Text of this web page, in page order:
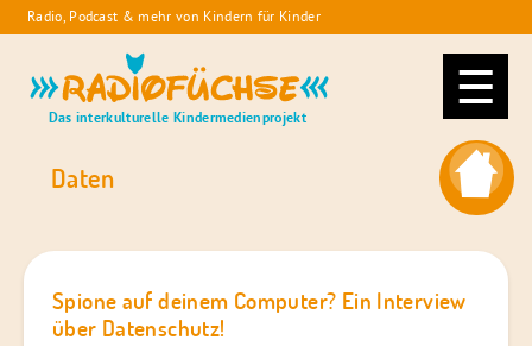
Skip
to
Radio, Podcast & mehr von Kindern für Kinder
Radiofüchse
Das interkulturelle Kindermedienprojekt
Daten
Spione auf deinem Computer? Ein Interview
über Datenschutz!